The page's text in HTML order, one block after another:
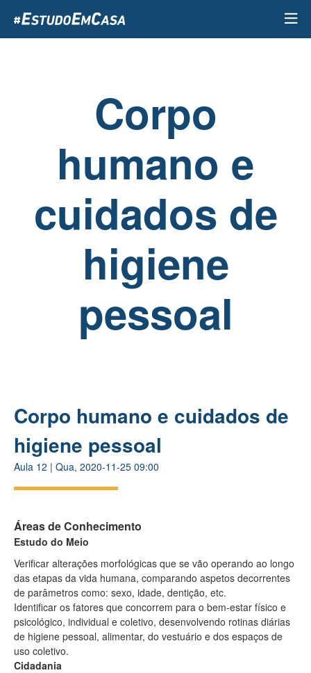
para
o
Corpo
humano e
cuidados de
higiene
pessoal
Corpo humano e cuidados de
higiene pessoal
Aula 12 | Qua, 2020-11-25 09:00
Áreas de Conhecimento
Estudo do Meio
Verificar alterações morfológicas que se vão operando ao longo
das etapas da vida humana, comparando aspetos decorrentes
de parâmetros como: sexo, idade, dentição, etc.
Identificar os fatores que concorrem para o bem-estar físico e
psicológico, individual e coletivo, desenvolvendo rotinas diárias
de higiene pessoal, alimentar, do vestuário e dos espaços de
uso coletivo.
Cidadania